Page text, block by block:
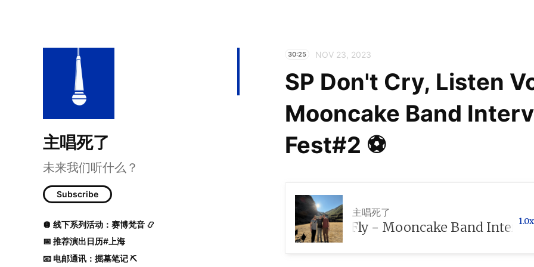
主唱死了
未来我们听什么？
Subscribe
🪩 线下系列活动：赛博梵音 📿
📅 推荐演出日历#上海
📧 电邮通讯：掘墓笔记 ⛏️
30:25 NOV 23, 2023
SP Don't Cry, Listen
Mooncake Band
Fest#2 ⚽️
主唱死了
SP Don't Cry, Listen Vodka & Fly - Mooncake Band Interview｜ 1.0x